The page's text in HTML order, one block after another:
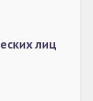
лиц